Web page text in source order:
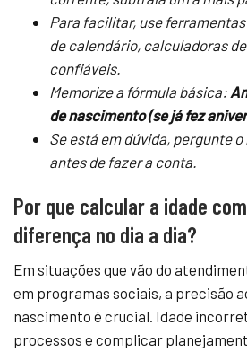
Para facilitar, use
de calendário, calculadoras
confiáveis.
Memorize a fórmula básica:
de nascimento (se já fez
Se está em dúvida, pergunte
antes de fazer a conta.
Por que calcular a idade
diferença no dia a dia?
Em situações que vão do
em programas sociais, a precisão
nascimento é crucial. Idade
processos e complicar